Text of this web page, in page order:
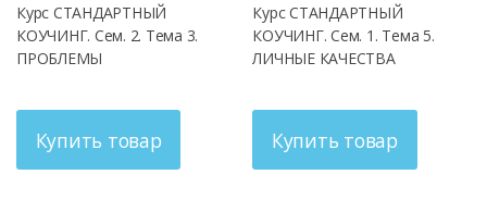
Курс СТАНДАРТНЫЙ
КОУЧИНГ. Сем. 2. Тема 3.
ПРОБЛЕМЫ
Купить товар
Курс СТАНДАРТНЫЙ
КОУЧИНГ. Сем. 1. Тема 5.
ЛИЧНЫЕ КАЧЕСТВА
Купить товар